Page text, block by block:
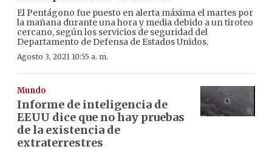
El Pentágono fue puesto en alerta máxima el martes por
la mañana durante una hora y media debido a un tiroteo
cercano, según los servicios de seguridad del
Departamento de Defensa de Estados Unidos.
Agosto 3, 2021 10:55 a. m.
Mundo
Informe de inteligencia de
EEUU dice que no hay pruebas
de la existencia de
extraterrestres